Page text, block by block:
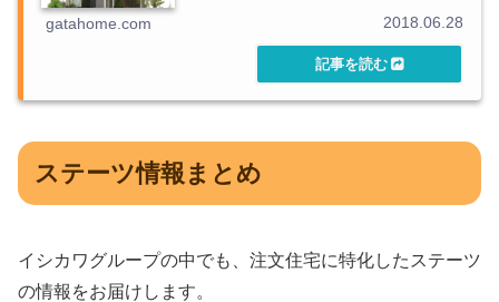
gatahome.com 2018.06.28
ステーツ情報まとめ
イシカワグループの中でも、注文住宅に特化したステーツ
の情報をお届けします。